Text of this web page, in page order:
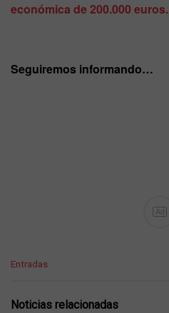
económica de 200.000 euros.
Seguiremos informando…
Ad
C
e
Entradas
Noticias relacionadas